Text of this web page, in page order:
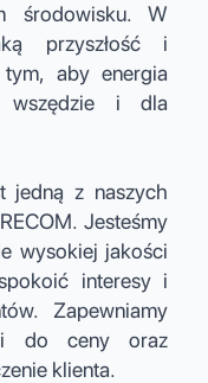
środowisku. W
przyszłość i
aby energia
wszędzie i dla
jedną z naszych
Jesteśmy
wysokiej jakości
interesy i
Zapewniamy
do ceny oraz
klienta.